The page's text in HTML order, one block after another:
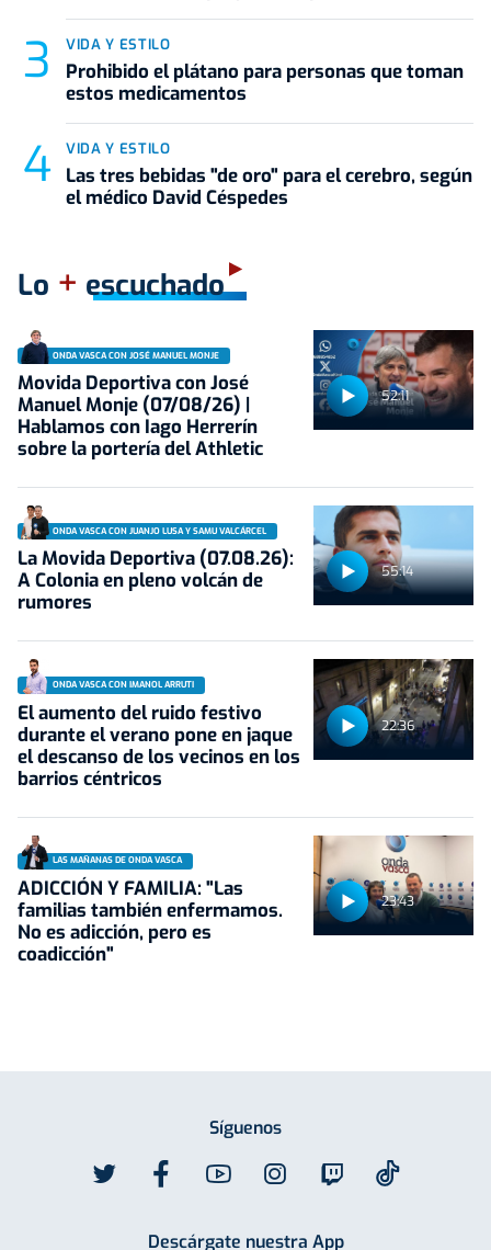
VIDA Y ESTILO
Prohibido el plátano para personas que toman
estos medicamentos
VIDA Y ESTILO
Las tres bebidas "de oro" para el cerebro, según
el médico David Céspedes
Lo + escuchado
52:11
ONDA VASCA CON JOSÉ MANUEL MONJE
Movida Deportiva con José
Manuel Monje (07/08/26) |
Hablamos con Iago Herrerín
sobre la portería del Athletic
55:14
ONDA VASCA CON JUANJO LUSA Y SAMU VALCÁRCEL
La Movida Deportiva (07.08.26):
A Colonia en pleno volcán de
rumores
22:36
ONDA VASCA CON IMANOL ARRUTI
El aumento del ruido festivo
durante el verano pone en jaque
el descanso de los vecinos en los
barrios céntricos
23:43
LAS MAÑANAS DE ONDA VASCA
ADICCIÓN Y FAMILIA: "Las
familias también enfermamos.
No es adicción, pero es
coadicción"
Síguenos
Descárgate nuestra App